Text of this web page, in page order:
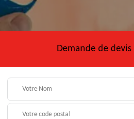
Demande de